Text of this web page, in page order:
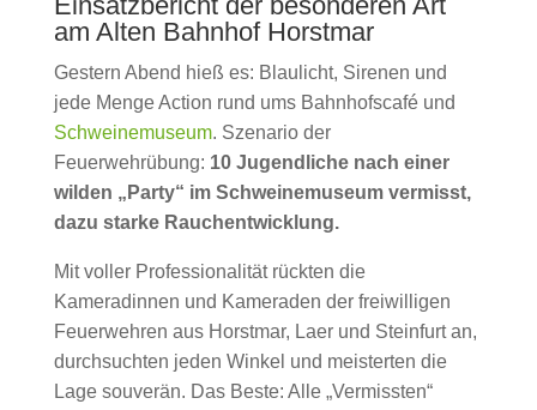
am Alten Bahnhof Horstmar
Gestern Abend hieß es: Blaulicht, Sirenen und
jede Menge Action rund ums Bahnhofscafé und
Schweinemuseum. Szenario der
Feuerwehrübung: 10 Jugendliche nach einer
wilden „Party“ im Schweinemuseum vermisst,
dazu starke Rauchentwicklung.
Mit voller Professionalität rückten die
Kameradinnen und Kameraden der freiwilligen
Feuerwehren aus Horstmar, Laer und Steinfurt an,
durchsuchten jeden Winkel und meisterten die
Lage souverän. Das Beste: Alle „Vermissten“